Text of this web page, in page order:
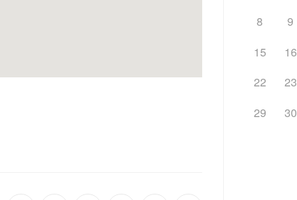
8
9
15
16
22
23
29
30